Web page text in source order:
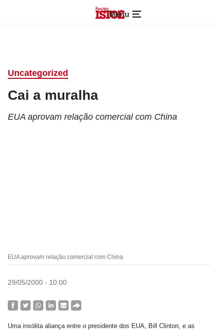
Menu
Uncategorized
Cai a muralha
EUA aprovam relação comercial com China
EUA aprovam relação comercial com China
29/05/2000 - 10:00
Uma insólita aliança entre o presidente dos EUA, Bill Clinton, e as